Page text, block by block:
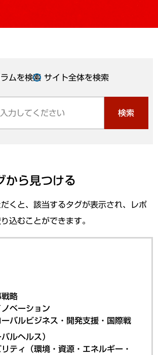
ムを検索 サイト全体を検索
検索
から見つける
くと、該当するタグが表示され、レポ
込むことができます。
略
ベーション
バルビジネス・開発支援・国際戦
ルヘルス）
ティ（環境・資源・エネルギー・